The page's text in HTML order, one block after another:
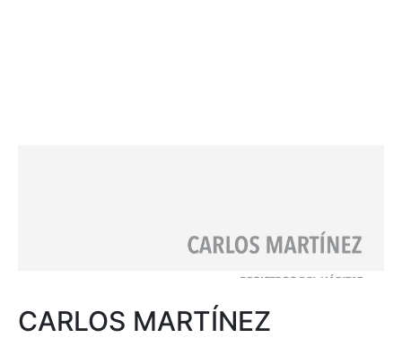
CARLOS MARTÍNEZ